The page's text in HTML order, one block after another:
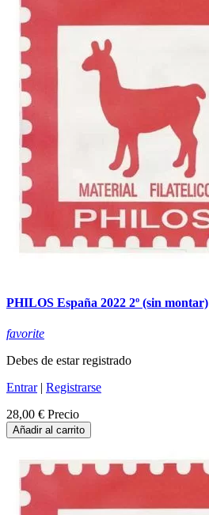
PHILOS España 2022 2º (sin montar)
favorite
Debes de estar registrado
Entrar| Registrarse
28,00 € Precio
Añadir al carrito